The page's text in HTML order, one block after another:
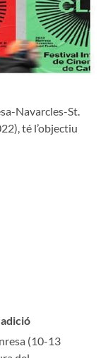
Navarcles-St.
té l’objectiu
(10-13